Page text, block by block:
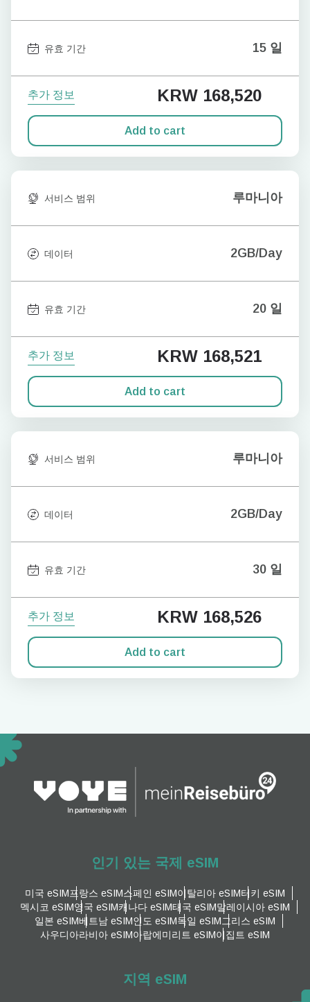
유효 기간 15 일
추가 정보 KRW 168,520
Add to cart
서비스 범위 루마니아
데이터 2GB/Day
유효 기간 20 일
추가 정보 KRW 168,521
Add to cart
서비스 범위 루마니아
데이터 2GB/Day
유효 기간 30 일
추가 정보 KRW 168,526
Add to cart
인기 있는 국제 eSIM
미국 eSIM프랑스 eSIM스페인 eSIM이탈리아 eSIM터키 eSIM
멕시코 eSIM영국 eSIM캐나다 eSIM태국 eSIM말레이시아 eSIM
일본 eSIM베트남 eSIM인도 eSIM독일 eSIM그리스 eSIM
사우디아라비아 eSIM아랍에미리트 eSIM이집트 eSIM
지역 eSIM